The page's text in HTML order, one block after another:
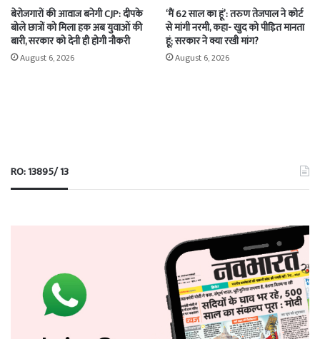
बेरोजगारों की आवाज बनेगी CJP: दीपके
बोले छात्रों को मिला हक अब युवाओं की
बारी, सरकार को देनी ही होगी नौकरी
August 6, 2026
‘मैं 62 साल का हूं’: तरुण तेजपाल ने कोर्ट
से मांगी नरमी, कहा- खुद को पीड़ित मानता
हूं; सरकार ने क्या रखी मांग?
August 6, 2026
RO: 13895/ 13